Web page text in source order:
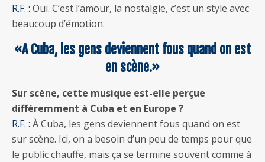
R.F. : Oui. C’est l’amour, la nostalgie, c’est un style avec
beaucoup d’émotion.
«A Cuba, les gens deviennent fous quand on est
en scène.»
Sur scène, cette musique est-elle perçue
différemment à Cuba et en Europe ?
R.F. : À Cuba, les gens deviennent fous quand on est
sur scène. Ici, on a besoin d’un peu de temps pour que
le public chauffe, mais ça se termine souvent comme à